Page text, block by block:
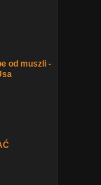
od muszli -